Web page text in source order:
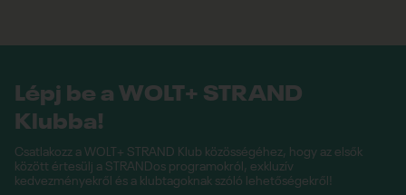
Lépj be a WOLT+ STRAND
Klubba!
Csatlakozz a WOLT+ STRAND Klub közösségéhez, hogy az elsők
között értesülj a STRANDos programokról, exkluzív
kedvezményekről és a klubtagoknak szóló lehetőségekről!